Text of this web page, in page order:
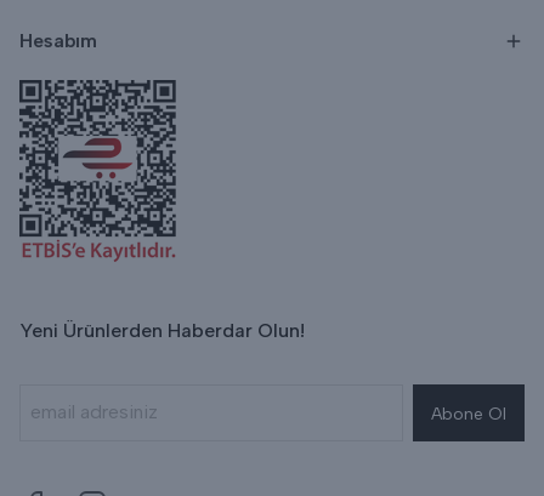
Hesabım
Yeni Ürünlerden Haberdar Olun!
Abone Ol